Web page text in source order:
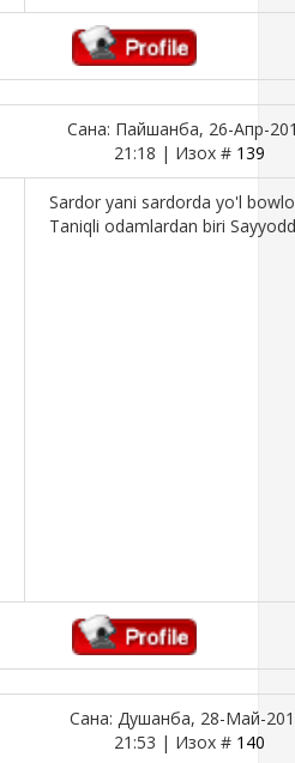
Сана: Пайшанба, 26-Апр-
21:18 | Изох # 139
Sardor yani sardorda yo'l
Taniqli odamlardan biri
Сана: Душанба, 28-Май-
21:53 | Изох # 140